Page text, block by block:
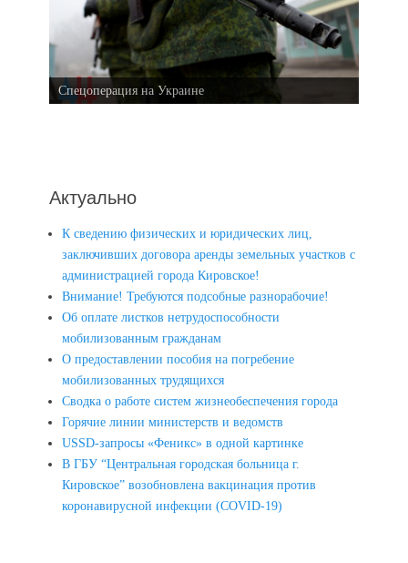
Спецоперация на Украине
Актуально
К сведению физических и юридических лиц,
заключивших договора аренды земельных участков с
администрацией города Кировское!
Внимание! Требуются подсобные разнорабочие!
Об оплате листков нетрудоспособности
мобилизованным гражданам
О предоставлении пособия на погребение
мобилизованных трудящихся
Сводка о работе систем жизнеобеспечения города
Горячие линии министерств и ведомств
USSD-запросы «Феникс» в одной картинке
В ГБУ “Центральная городская больница г.
Кировское” возобновлена вакцинация против
коронавирусной инфекции (COVID-19)